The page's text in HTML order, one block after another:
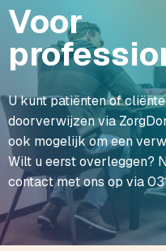
Voor
U kunt patiënten of
doorverwijzen via
ook mogelijk om een
Wilt u eerst overleggen?
contact met ons op via